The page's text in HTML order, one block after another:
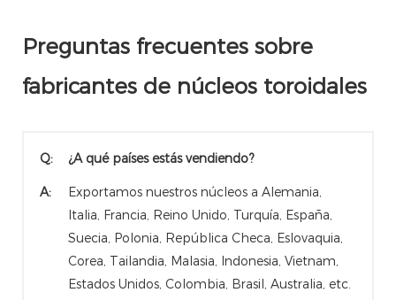
Preguntas frecuentes sobre
fabricantes de núcleos toroidales
Q: ¿A qué países estás vendiendo?
A:
Exportamos nuestros núcleos a Alemania,
Italia, Francia, Reino Unido, Turquía, España,
Suecia, Polonia, República Checa, Eslovaquia,
Corea, Tailandia, Malasia, Indonesia, Vietnam,
Estados Unidos, Colombia, Brasil, Australia, etc.